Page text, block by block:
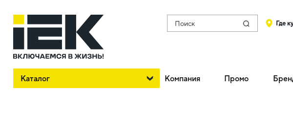
Поиск Где
Каталог Компания Промо